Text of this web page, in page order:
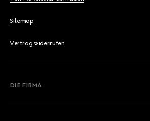
Sitemap
Vertrag widerrufen
DIE FIRMA